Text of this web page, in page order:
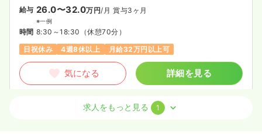
給与 26.0〜32.0万円/月 賞与3ヶ月
※一例
時間 8:30～18:30 （休憩70分）
日祝休み
4週8休以上 月給32万円以上可
気になる 詳細を見る
正・准看護師求人をもっと見る 1